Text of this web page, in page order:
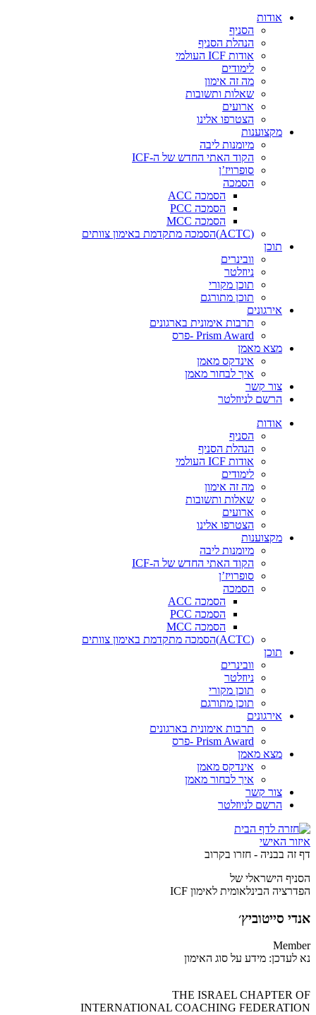
אודות
הסניף
הנהלת הסניף
אודות ICF העולמי
לימודים
מה זה אימון
שאלות ותשובות
ארועים
הצטרפו אלינו
מקצוענות
מיומנות ליבה
הקוד האתי החדש של ה-ICF
סופרויז’ן
הסמכה
הסמכה ACC
הסמכה PCC
הסמכה MCC
(ACTC)הסמכה מתקדמת באימון צוותים
תוכן
וובינרים
ניוזלטר
תוכן מקורי
תוכן מתורגם
אירגונים
תרבות אימונית בארגונים
Prism Award -פרס
מצא מאמן
אינדקס מאמן
איך לבחור מאמן
צור קשר
הרשם לניוזלטר
אודות
הסניף
הנהלת הסניף
אודות ICF העולמי
לימודים
מה זה אימון
שאלות ותשובות
ארועים
הצטרפו אלינו
מקצוענות
מיומנות ליבה
הקוד האתי החדש של ה-ICF
סופרויז’ן
הסמכה
הסמכה ACC
הסמכה PCC
הסמכה MCC
(ACTC)הסמכה מתקדמת באימון צוותים
תוכן
וובינרים
ניוזלטר
תוכן מקורי
תוכן מתורגם
אירגונים
תרבות אימונית בארגונים
Prism Award -פרס
מצא מאמן
אינדקס מאמן
איך לבחור מאמן
צור קשר
הרשם לניוזלטר
איזור האישי
דף זה בבניה - חזרו בקרוב
הסניף הישראלי של
הפדרציה הבינלאומית לאימון ICF
אנדי סייטוביץ׳
Member
נא לעדכן: מידע על סוג האימון
THE ISRAEL CHAPTER OF
INTERNATIONAL COACHING FEDERATION